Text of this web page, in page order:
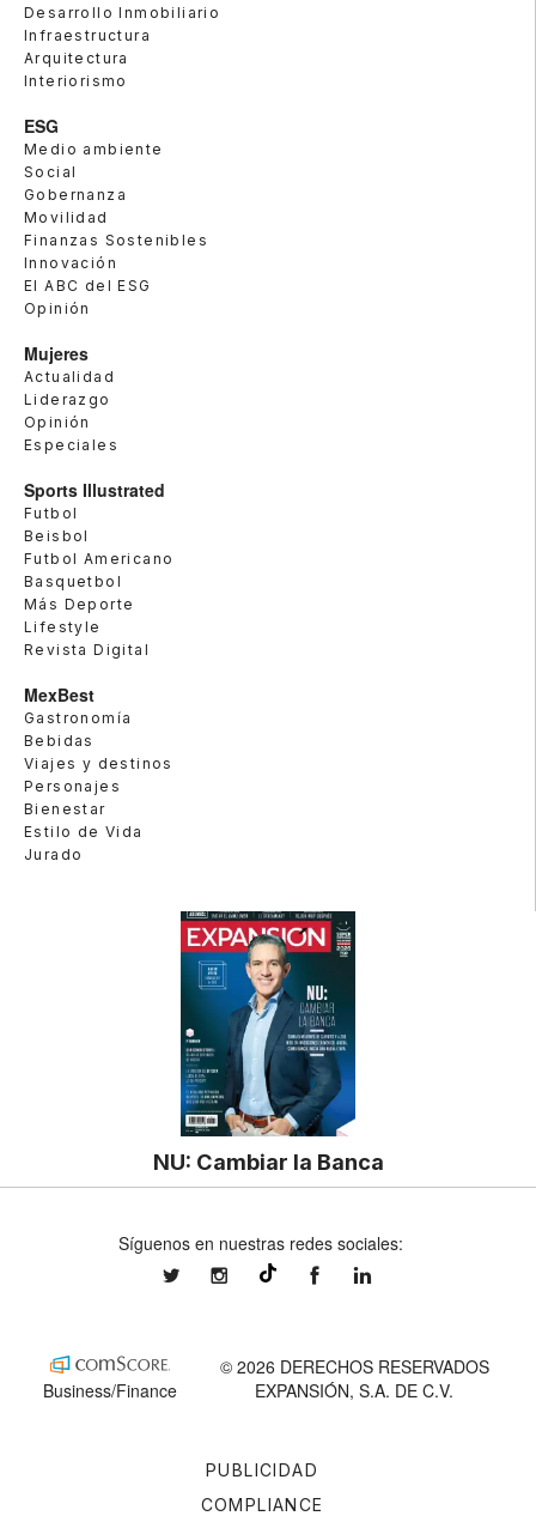
Desarrollo Inmobiliario
Infraestructura
Arquitectura
Interiorismo
ESG
Medio ambiente
Social
Gobernanza
Movilidad
Finanzas Sostenibles
Innovación
El ABC del ESG
Opinión
Mujeres
Actualidad
Liderazgo
Opinión
Especiales
Sports Illustrated
Futbol
Beisbol
Futbol Americano
Basquetbol
Más Deporte
Lifestyle
Revista Digital
MexBest
Gastronomía
Bebidas
Viajes y destinos
Personajes
Bienestar
Estilo de Vida
Jurado
NU: Cambiar la Banca
PUBLICIDAD
COMPLIANCE
Síguenos en nuestras redes sociales:
expansionmxexpansionmx ExpansionMex
Business/Finance
© 2026 DERECHOS RESERVADOS
EXPANSIÓN, S.A. DE C.V.